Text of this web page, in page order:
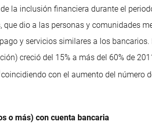
la inclusión financiera durante el
dio a las personas y comunidades
y servicios similares a los bancarios.
creció del 15% a más del 60% de
coincidiendo con el aumento del número
o más) con cuenta bancaria